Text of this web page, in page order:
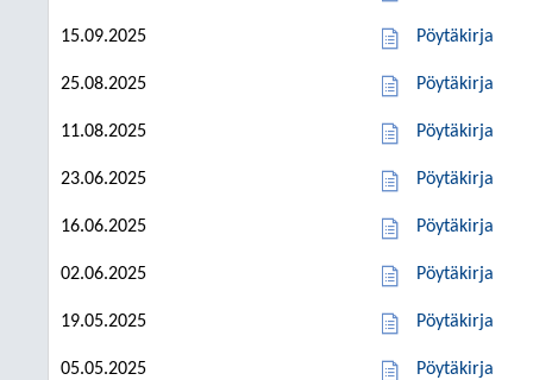
15.09.2025 Pöytäkirja
25.08.2025 Pöytäkirja
11.08.2025 Pöytäkirja
23.06.2025 Pöytäkirja
16.06.2025 Pöytäkirja
02.06.2025 Pöytäkirja
19.05.2025 Pöytäkirja
05.05.2025 Pöytäkirja